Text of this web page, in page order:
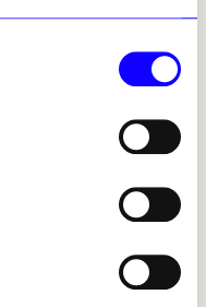
manifestazione
e
direzioni del